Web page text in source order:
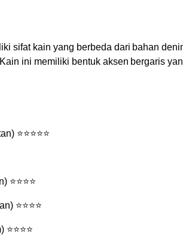
sifat kain yang berbeda dari bahan
ini memiliki bentuk aksen bergaris
⭐⭐⭐⭐⭐
⭐⭐⭐⭐